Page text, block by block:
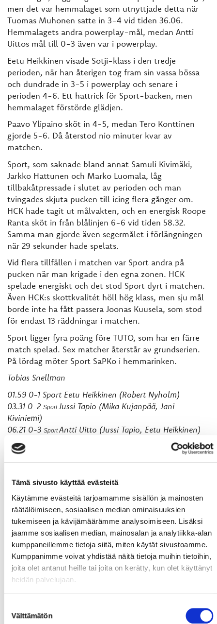
Tämä sivusto käyttää evästeitä
Käytämme evästeitä tarjoamamme sisällön ja mainosten
räätälöimiseen, sosiaalisen median ominaisuuksien
tukemiseen ja kävijämäärämme analysoimiseen. Lisäksi
jaamme sosiaalisen median, mainosalan ja analytiikka-alan
kumppaneillemme tietoja siitä, miten käytät sivustoamme.
Kumppanimme voivat yhdistää näitä tietoja muihin tietoihin,
joita olet antanut heille tai joita on kerätty, kun olet käyttänyt
heidän palvelujaan.
valinta
Välttämätön
men det var hemmalaget som utnyttjade detta när
Tuomas Muhonen satte in 3-4 vid tiden 36.06.
Hemmalagets andra powerplay-mål, medan Antti
Uittos mål till 0-3 även var i powerplay.
Eetu Heikkinen visade Sotji-klass i den tredje
perioden, när han återigen tog fram sin vassa bössa
och dundrade in 3-5 i powerplay och senare i
perioden 4-6. Ett hattrick för Sport-backen, men
hemmalaget förstörde glädjen.
Paavo Ylipaino sköt in 4-5, medan Tero Konttinen
gjorde 5-6. Då återstod nio minuter kvar av
matchen.
Sport, som saknade bland annat Samuli Kivimäki,
Jarkko Hattunen och Marko Luomala, låg
tillbakåtpressade i slutet av perioden och man
tvingades skjuta pucken till icing flera gånger om.
HCK hade tagit ut målvakten, och en energisk Roope
Ranta sköt in från blålinjen 6-6 vid tiden 58.32.
Samma man gjorde även segermålet i förlängningen
när 29 sekunder hade spelats.
Vid flera tillfällen i matchen var Sport andra på
pucken när man krigade i den egna zonen. HCK
spelade energiskt och det stod Sport dyrt i matchen.
Även HCK:s skottkvalitét höll hög klass, men sju mål
borde inte ha fått passera Joonas Kuusela, som stod
för endast 13 räddningar i matchen.
Sport ligger fyra poäng före TUTO, som har en färre
match spelad. Sex matcher återstår av grundserien.
På lördag möter Sport SaPKo i hemmarinken.
Tobias Snellman
01.59 0-1 Sport Eetu Heikkinen (Robert Nyholm)
03.31 0-2 Sport Jussi Tapio (Mika Kujanpää, Jani
Kiviniemi)
06.21 0-3 SportAntti Uitto (Jussi Tapio, Eetu Heikkinen)
PP
09.59 1-3 HCK Juuso Forsström (Joonas Hyttinen)
15.02 2-3 HCK Joonas Hyttinen (Kimi Koivisto, Vesa
21.31 2-4
John Henrion (Lassi Kokkala, Jere
Laaksonen)
36.06 3-4 HCK Tuomas Muhonen (Tero Konttinen,
Joonas Hyttinen) PP
45.07 3-5SportEetu Heikkinen (Mika Kujanpää) PP
46.05 4-5 HCK Paavo Ylipaino (Tero Konttinen, Roope
Ranta)
46.55 4-6SportEetu Heikkinen (Ari Gröndahl, Michal
Kristof)
58.32 6-6 HCK Roope Ranta (Tero Konttinen, Tomi